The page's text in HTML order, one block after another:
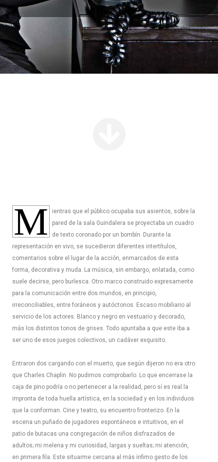
M
ientras que el público ocupaba sus asientos, sobre la
pared de la sala Guindalera se proyectaba un cuadro
de texto coronado por un bombín. Durante la
representación en vivo, se sucedieron diferentes intertítulos,
comentarios sobre el lugar de la acción, enmarcados de esta
forma, decorativa y muda. La música, sin embargo, enlatada, como
suele decirse, pero burlesca. Otro marco construido expresamente
para la comunicación entre dos mundos, en principio,
irreconciliables, entre foráneos y autóctonos. Escaso mobiliario al
servicio de los actores. Blanco y negro en vestuario y decorado,
más los distintos tonos de grises. Todo apuntaba a que este iba a
ser uno de esos juegos colectivos, un cadáver exquisito.
Entraron dos cargando con el muerto, que según dijeron no era otro
que Charles Chaplin. No pudimos comprobarlo. Lo que encerrase la
caja de pino podría o no pertenecer a la realidad, pero sí es real la
impronta de toda huella artística, en la sociedad y en los individuos
que la conforman. Cine y teatro, su encuentro fronterizo. En la
escena un puñado de jugadores espontáneos e intuitivos, en el
patio de butacas una congregación de niños disfrazados de
adultos; mi melena y mi curiosidad, largas y sueltas; mi atención,
en primera fila. Este situarme cercana al más ínfimo gesto de los